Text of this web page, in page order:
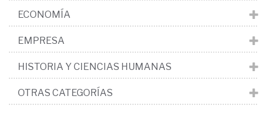
ECONOMÍA
EMPRESA
HISTORIA Y CIENCIAS HUMANAS
OTRAS CATEGORÍAS